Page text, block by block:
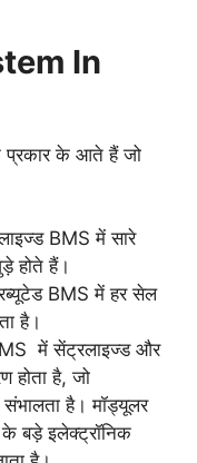
In
प्रकार के आते हैं जो
BMS में सारे
होते हैं।
BMS में हर सेल
है।
में सेंट्रलाइज्ड और
होता है, जो
है। मॉड्यूलर
बड़े इलेक्ट्रॉनिक